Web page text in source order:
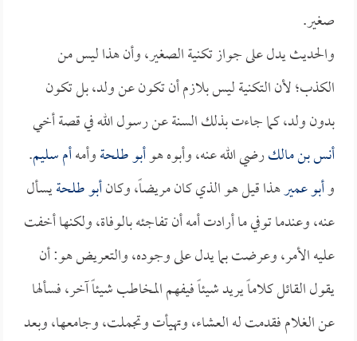
صغير.
والحديث يدل على جواز تكنية الصغير، وأن هذا ليس من
الكذب؛ لأن التكنية ليس بلازم أن تكون عن ولد، بل تكون
بدون ولد، كما جاءت بذلك السنة عن رسول الله في قصة أخي
أنس بن مالكرضي الله عنه، وأبوه هوأبو طلحةوأمهأم سليم.
وأبو عميرهذا قيل هو الذي كان مريضاً، وكانأبو طلحةيسأل
عنه، وعندما توفي ما أرادت أمه أن تفاجئه بالوفاة، ولكنها أخفت
عليه الأمر، وعرضت بما يدل على وجوده، والتعريض هو: أن
يقول القائل كلاماً يريد شيئاً فيفهم المخاطب شيئاً آخر، فسألها
عن الغلام فقدمت له العشاء، وتهيأت وتجملت، وجامعها، وبعد